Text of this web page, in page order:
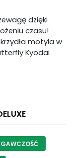
dzięki
czasu!
motyla w
Kyodai